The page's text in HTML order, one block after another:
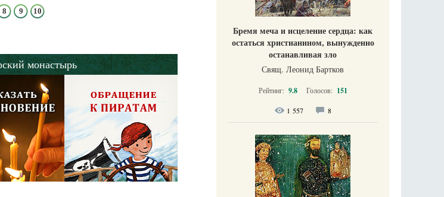
8 9 10
монастырь
Бремя меча и исцеление сердца: как
остаться христианином, вынужденно
останавливая зло
Свящ. Леонид Бартков
Рейтинг: 9.8 Голосов: 151
1 557 8